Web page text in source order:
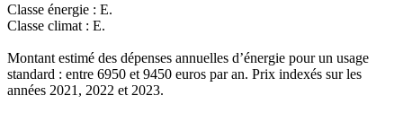
Classe énergie : E.
Classe climat : E.
Montant estimé des dépenses annuelles d’énergie pour un usage
standard : entre 6950 et 9450 euros par an. Prix indexés sur les
années 2021, 2022 et 2023.